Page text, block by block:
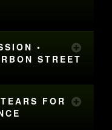
•
STREET
FOR